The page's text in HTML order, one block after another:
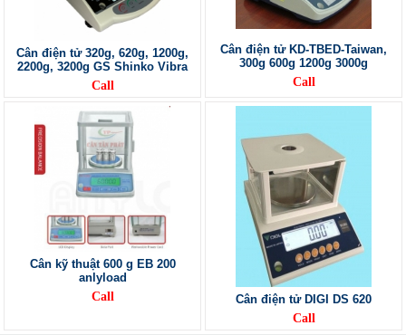
Cân điện tử 320g, 620g, 1200g,
2200g, 3200g GS Shinko Vibra
Call
Cân điện tử KD-TBED-Taiwan,
300g 600g 1200g 3000g
Call
Cân kỹ thuật 600 g EB 200
anlyload
Call
Cân điện tử DIGI DS 620
Call